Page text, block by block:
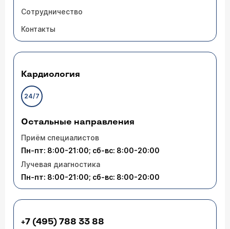
Сотрудничество
Контакты
Кардиология
24/7
Остальные направления
Приём специалистов
Пн-пт: 8:00-21:00; сб-вс: 8:00-20:00
Лучевая диагностика
Пн-пт: 8:00-21:00; сб-вс: 8:00-20:00
+7 (495) 788 33 88